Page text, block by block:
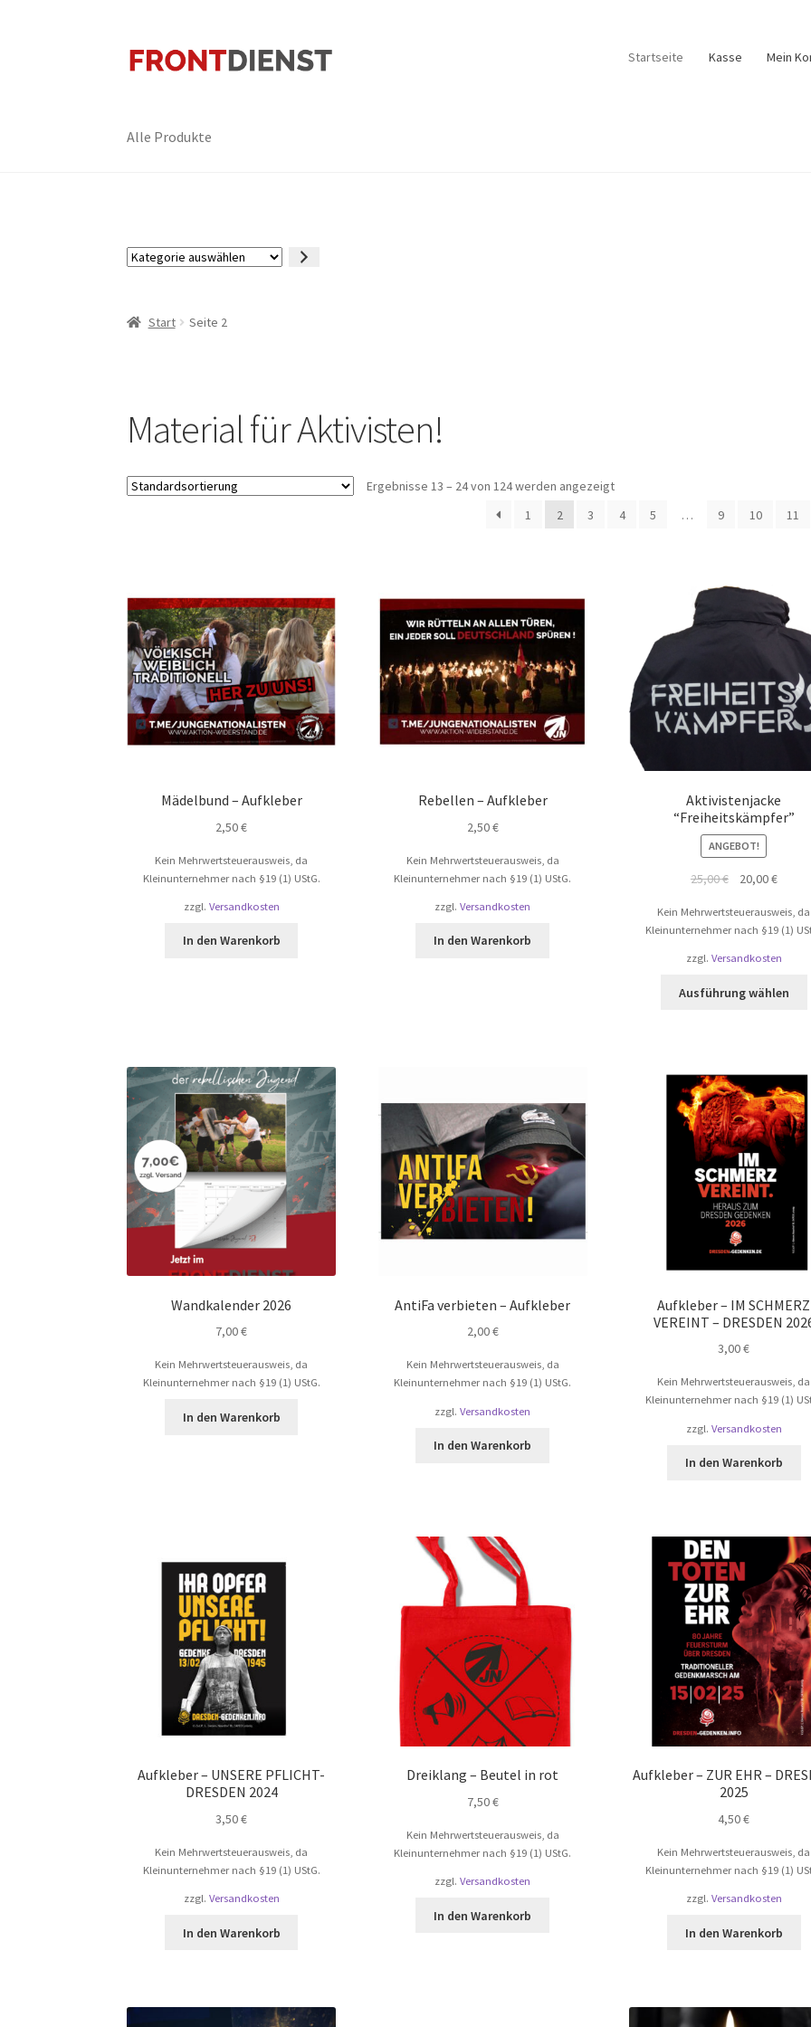
Zur
Navigation
Zum
Inhalt
Startseite Kasse Mein
Alle Produkte
Kategorie
Start Seite 2
Material für Aktivisten!
Ergebnisse 13 – 24 von 124 werden angezeigt
1
2 3 4 5 … 9 10 11
Mädelbund – Aufkleber
2,50€
Kein Mehrwertsteuerausweis, da
Kleinunternehmer nach §19 (1) UStG.
zzgl. Versandkosten
In den Warenkorb
Rebellen – Aufkleber
2,50€
Kein Mehrwertsteuerausweis, da
Kleinunternehmer nach §19 (1) UStG.
zzgl.Versandkosten
In den Warenkorb
Aktivistenjacke
“Freiheitskämpfer”
ANGEBOT!
25,00€
Ursprünglicher
war:
25,00 €
20,00€
ist:
20,00
Kein Mehrwertsteuerausweis, da
Kleinunternehmer nach §19 (1)
zzgl. Versandkosten
Ausführung wählen
Wandkalender 2026
7,00€
Kein Mehrwertsteuerausweis, da
Kleinunternehmer nach §19 (1) UStG.
In den Warenkorb
AntiFa verbieten – Aufkleber
2,00€
Kein Mehrwertsteuerausweis, da
Kleinunternehmer nach §19 (1) UStG.
zzgl.Versandkosten
In den Warenkorb
Aufkleber – IM SCHMERZ
VEREINT – DRESDEN
3,00€
Kein Mehrwertsteuerausweis, da
Kleinunternehmer nach §19 (1)
zzgl. Versandkosten
In den Warenkorb
Aufkleber – UNSERE PFLICHT-
DRESDEN 2024
3,50€
Kein Mehrwertsteuerausweis, da
Kleinunternehmer nach §19 (1) UStG.
zzgl. Versandkosten
In den Warenkorb
Dreiklang – Beutel in rot
7,50€
Kein Mehrwertsteuerausweis, da
Kleinunternehmer nach §19 (1) UStG.
zzgl.Versandkosten
In den Warenkorb
Aufkleber – ZUR EHR –
2025
4,50€
Kein Mehrwertsteuerausweis, da
Kleinunternehmer nach §19 (1)
zzgl. Versandkosten
In den Warenkorb